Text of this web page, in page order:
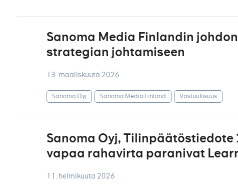
Sanoma Media Finlandin
strategian johtamiseen
13. maaliskuuta 2026
Sanoma Oyj Sanoma Media Finland Vastuullisuus
Sanoma Oyj,
vapaa rahavirta paranivat
11. helmikuuta 2026